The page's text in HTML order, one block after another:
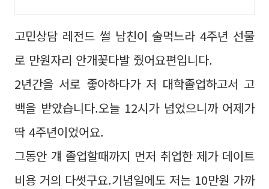
고민상담 레전드 썰 남친이 술먹느라 4주년 선물
로 만원자리 안개꽃다발 줬어요편입니다.
2년간을 서로 좋아하다가 저 대학졸업하고서 고
백을 받았습니다.오늘 12시가 넘었으니까 어제가
딱 4주년이었어요.
그동안 걔 졸업할때까지 먼저 취업한 제가 데이트
비용 거의 다썻구요.기념일에도 저는 10만원 가까